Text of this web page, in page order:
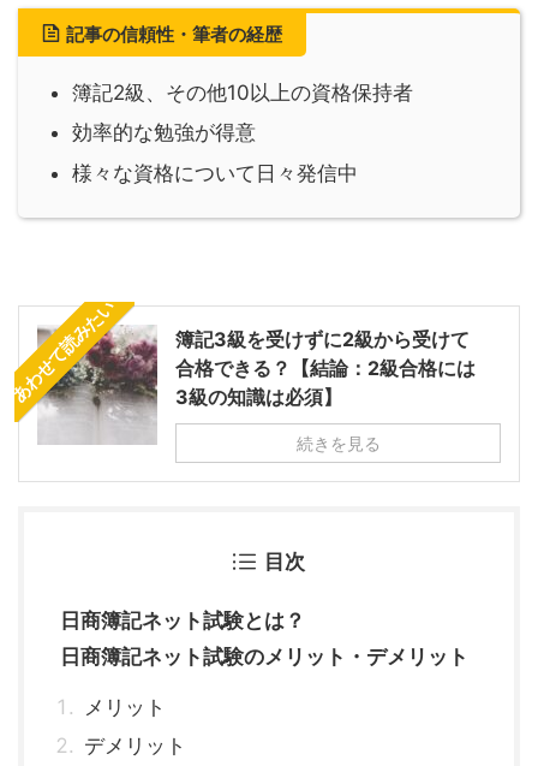
記事の信頼性・筆者の経歴
簿記2級、その他10以上の資格保持者
効率的な勉強が得意
様々な資格について日々発信中
あわせて読みたい
簿記3級を受けずに2級から受けて
合格できる？【結論：2級合格には
3級の知識は必須】
続きを見る
目次
日商簿記ネット試験とは？
日商簿記ネット試験のメリット・デメリット
メリット
デメリット